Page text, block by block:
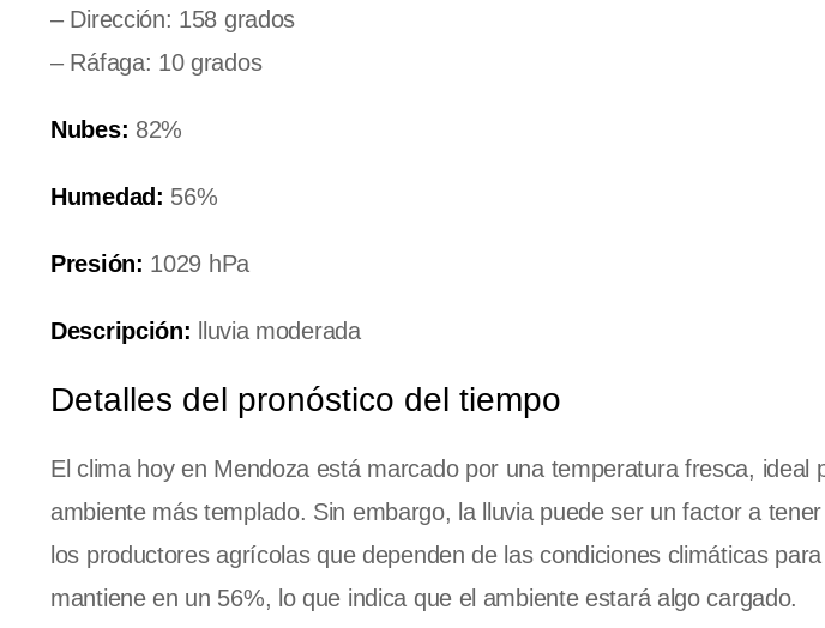
– Dirección: 158 grados
– Ráfaga: 10 grados
Nubes: 82%
Humedad: 56%
Presión: 1029 hPa
Descripción: lluvia moderada
Detalles del pronóstico del tiempo
El clima hoy en Mendoza está marcado por una temperatura fresca, ideal
ambiente más templado. Sin embargo, la lluvia puede ser un factor a
los productores agrícolas que dependen de las condiciones climáticas
mantiene en un 56%, lo que indica que el ambiente estará algo cargado.